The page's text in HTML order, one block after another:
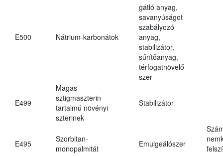
E500 Nátrium-karbonátok
gátló anyag,
savanyúságot
szabályozó
anyag,
stabilizátor,
sűrítőanyag,
térfogatnövelő
szer
E499
Magas
sztigmaszterin-
tartalmú növényi
szterinek
Stabilizátor
E495
Szorbitan-
monopalmitát
Emulgeálószer